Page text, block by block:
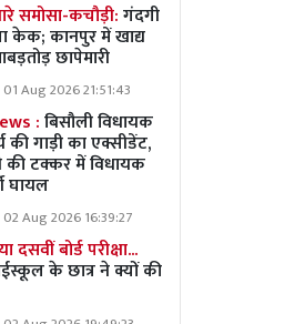
समोसा-कचौड़ी:गंदगी
केक; कानपुर में खाद्य
छापेमारी
Aug 2026 21:51:43
:बिसौली विधायक
की गाड़ी का एक्सीडेंट,
टक्कर में विधायक
घायल
Aug 2026 16:39:27
दसवीं बोर्ड परीक्षा...
के छात्र ने क्यों की